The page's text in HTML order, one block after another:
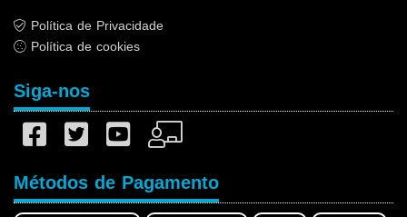
Política de Privacidade
Política de cookies
Siga-nos
Métodos de Pagamento